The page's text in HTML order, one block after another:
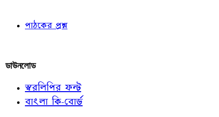
পাঠকের প্রশ্ন
ডাউনলোড
স্বরলিপির ফন্ট
বাংলা কি-বোর্ড